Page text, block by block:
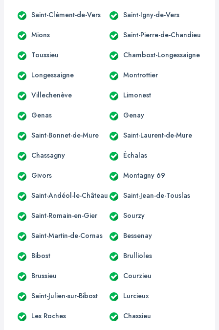
Saint-Clément-de-Vers Saint-Igny-de-Vers
Mions Saint-Pierre-de-Chandieu
Toussieu Chambost-Longessaigne
Longessaigne Montrottier
Villechenève Limonest
Genas Genay
Saint-Bonnet-de-Mure Saint-Laurent-de-Mure
Chassagny Échalas
Givors Montagny 69
Saint-Andéol-le-Château Saint-Jean-de-Touslas
Saint-Romain-en-Gier Sourzy
Saint-Martin-de-Cornas Bessenay
Bibost Brullioles
Brussieu Courzieu
Saint-Julien-sur-Bibost Lurcieux
Les Roches Chassieu